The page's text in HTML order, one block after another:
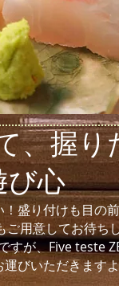
握
び心
盛り付けも目の
用意してお待ち
すが、Five teste
びいただきます